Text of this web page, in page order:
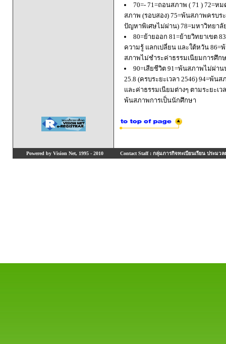
70=- 71=ถอนสภาพ ( 71 ) 72=
สภาพ (รอบสอง) 75=พ้นสภาพครบ
ปัญหาพิเศษไม่ผ่าน) 78=มหาวิทยา
80=ย้ายออก 81=ย้ายวิทยาเขต
ความรู้ แลกเปลี่ยน และใต้หวัน
สภาพไม่ชำระค่าธรรมเนียมการศึก
90=เสียชีวิต 91=พ้นสภาพไม่ผ่า
25.8 (ครบระยะเวลา 2546) 94=พ้
และค่าธรรมเนียมต่างๆ ตามระยะเ
พ้นสภาพการเป็นนักศึกษา
Powered by Vision Net, 1995 - 2010 Contact Staff : กลุ่มภารกิจทะเบียนเรียน ประมวล